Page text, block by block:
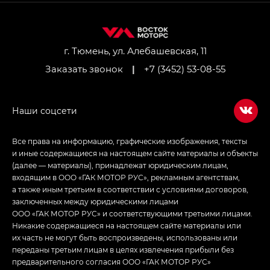
Джи Икс ПРЕМИУМ — GX PREMIUM, ЛАУНЖ —
LOUNGE
Empow — Эмпау (Empow) в комплектации
г. Тюмень, ул. Алебашевская, 11
Заказать звонок
| +7 (3452) 53-08-55
Все права на информацию, графические изображения, тексты
и иные содержащиеся на настоящем сайте материалы и объекты
(далее — материалы), принадлежат юридическим лицам,
входящим в ООО «ГАК МОТОР РУС», рекламным агентствам,
а также иным третьим в соответствии с условиями договоров,
заключенных между юридическими лицами
ООО «ГАК МОТОР РУС» и соответствующими третьими лицами.
Никакие содержащиеся на настоящем сайте материалы или
их часть не могут быть воспроизведены, использованы или
переданы третьим лицам в целях извлечения прибыли без
предварительного согласия ООО «ГАК МОТОР РУС»